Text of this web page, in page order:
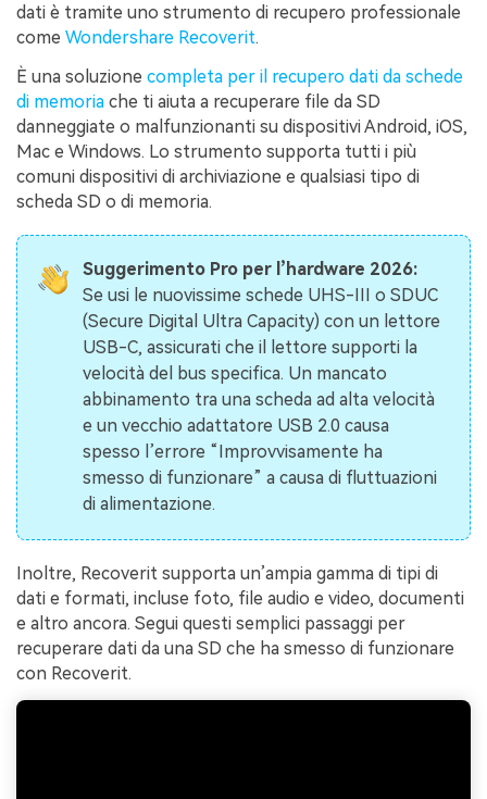
dati è tramite uno strumento di recupero professionale
come Wondershare Recoverit.
È una soluzione completa per il recupero dati da schede
di memoria che ti aiuta a recuperare file da SD
danneggiate o malfunzionanti su dispositivi Android, iOS,
Mac e Windows. Lo strumento supporta tutti i più
comuni dispositivi di archiviazione e qualsiasi tipo di
scheda SD o di memoria.
Suggerimento Pro per l’hardware 2026:
Se usi le nuovissime schede UHS-III o SDUC
(Secure Digital Ultra Capacity) con un lettore
USB-C, assicurati che il lettore supporti la
velocità del bus specifica. Un mancato
abbinamento tra una scheda ad alta velocità
e un vecchio adattatore USB 2.0 causa
spesso l’errore “Improvvisamente ha
smesso di funzionare” a causa di fluttuazioni
di alimentazione.
Inoltre, Recoverit supporta un’ampia gamma di tipi di
dati e formati, incluse foto, file audio e video, documenti
e altro ancora. Segui questi semplici passaggi per
recuperare dati da una SD che ha smesso di funzionare
con Recoverit.